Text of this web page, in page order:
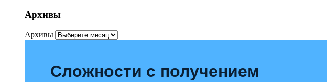
Архивы
Архивы
Сложности с получением